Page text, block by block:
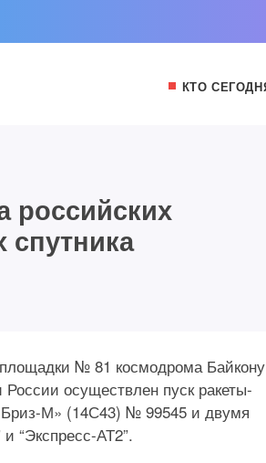
КТО
российских
№ 81 космодрома
осуществлен пуск ракеты-
М» (14С43) № 99545 и двумя
“Экспресс-АТ2”.